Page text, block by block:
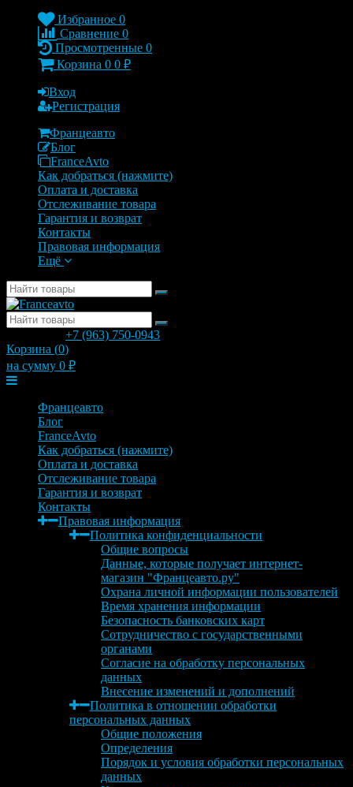
Избранное 0
Сравнение 0
Просмотренные 0
Корзина 0 0 ₽
Вход
Регистрация
Францеавто
Блог
FranceAvto
Как добраться (нажмите)
Оплата и доставка
Отслеживание товара
Гарантия и возврат
Контакты
Правовая информация
Ещё
+7 (963) 750-0943
Корзина (0)
на сумму 0 ₽
Францеавто
Блог
FranceAvto
Как добраться (нажмите)
Оплата и доставка
Отслеживание товара
Гарантия и возврат
Контакты
Правовая информация
Политика конфиденциальности
Общие вопросы
Данные, которые получает интернет-
магазин "Францеавто.ру"
Охрана личной информации пользователей
Время хранения информации
Безопасность банковских карт
Сотрудничество с государственными
органами
Согласие на обработку персональных
данных
Внесение изменений и дополнений
Политика в отношении обработки
персональных данных
Общие положения
Определения
Порядок и условия обработки персональных
данных